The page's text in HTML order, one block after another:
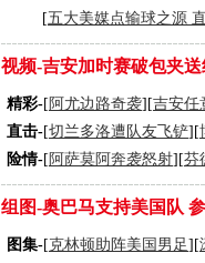
[五大美媒点输球之源
视频-吉安加时赛破包夹
精彩-[ 阿尤边路奇袭][吉安任
直击-[切兰多洛遭队友飞铲][
险情-[ 阿萨莫阿奔袭怒射][芬
组图-奥巴马支持美国队
图集-[克林顿助阵美国男足][